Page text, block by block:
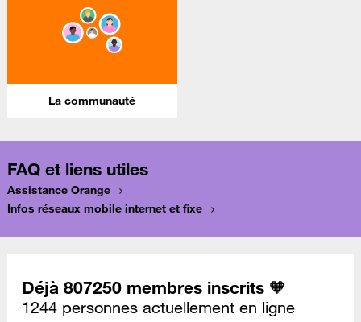
La communauté
FAQ et liens utiles
Assistance Orange
Infos réseaux mobile internet et fixe
Déjà 807250 membres inscrits 🧡
1244 personnes actuellement en ligne